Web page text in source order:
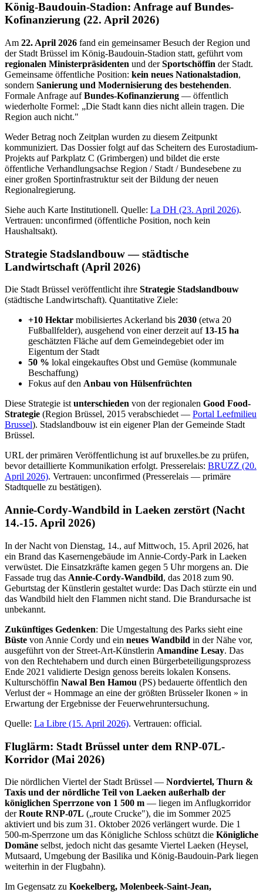
König-Baudouin-Stadion: Anfrage auf Bundes-
Kofinanzierung (22. April 2026)
Am 22. April 2026 fand ein gemeinsamer Besuch der Region und
der Stadt Brüssel im König-Baudouin-Stadion statt, geführt vom
regionalen Ministerpräsidenten und derSportschöffin der Stadt.
Gemeinsame öffentliche Position: kein neues Nationalstadion,
sondern Sanierung und Modernisierung des bestehenden.
Formale Anfrage aufBundes-Kofinanzierung — öffentlich
wiederholte Formel: „Die Stadt kann dies nicht allein tragen. Die
Region auch nicht."
Weder Betrag noch Zeitplan wurden zu diesem Zeitpunkt
kommuniziert. Das Dossier folgt auf das Scheitern des Eurostadium-
Projekts auf Parkplatz C (Grimbergen) und bildet die erste
öffentliche Verhandlungsachse Region / Stadt / Bundesebene zu
einer großen Sportinfrastruktur seit der Bildung der neuen
Regionalregierung.
Siehe auch Karte Institutionell. Quelle: La DH (23. April 2026).
Vertrauen: unconfirmed (öffentliche Position, noch kein
Haushaltsakt).
Strategie Stadslandbouw — städtische
Landwirtschaft (April 2026)
Die Stadt Brüssel veröffentlicht ihre Strategie Stadslandbouw
(städtische Landwirtschaft). Quantitative Ziele:
+10 Hektar mobilisiertes Ackerland bis 2030 (etwa 20
Fußballfelder), ausgehend von einer derzeit auf 13-15 ha
geschätzten Fläche auf dem Gemeindegebiet oder im
Eigentum der Stadt
50 % lokal eingekauftes Obst und Gemüse (kommunale
Beschaffung)
Fokus auf den Anbau von Hülsenfrüchten
Diese Strategie istunterschieden von der regionalen Good Food-
Strategie (Region Brüssel, 2015 verabschiedet — Portal Leefmilieu
Brussel). Stadslandbouw ist ein eigener Plan der Gemeinde Stadt
Brüssel.
URL der primären Veröffentlichung ist auf bruxelles.be zu prüfen,
bevor detaillierte Kommunikation erfolgt. Presserelais: BRUZZ (20.
April 2026). Vertrauen: unconfirmed (Presserelais — primäre
Stadtquelle zu bestätigen).
Annie-Cordy-Wandbild in Laeken zerstört (Nacht
14.-15. April 2026)
In der Nacht von Dienstag, 14., auf Mittwoch, 15. April 2026, hat
ein Brand das Kasernengebäude im Annie-Cordy-Park in Laeken
verwüstet. Die Einsatzkräfte kamen gegen 5 Uhr morgens an. Die
Fassade trug das Annie-Cordy-Wandbild, das 2018 zum 90.
Geburtstag der Künstlerin gestaltet wurde: Das Dach stürzte ein und
das Wandbild hielt den Flammen nicht stand. Die Brandursache ist
unbekannt.
Zukünftiges Gedenken: Die Umgestaltung des Parks sieht eine
Büste von Annie Cordy und ein neues Wandbild in der Nähe vor,
ausgeführt von der Street-Art-Künstlerin Amandine Lesay. Das
von den Rechtehabern und durch einen Bürgerbeteiligungsprozess
Ende 2021 validierte Design genoss bereits lokalen Konsens.
Kulturschöffin Nawal Ben Hamou (PS) bedauerte öffentlich den
Verlust der « Hommage an eine der größten Brüsseler Ikonen » in
Erwartung der Ergebnisse der Feuerwehruntersuchung.
Quelle: La Libre (15. April 2026). Vertrauen: official.
Fluglärm: Stadt Brüssel unter dem RNP-07L-
Korridor (Mai 2026)
Die nördlichen Viertel der Stadt Brüssel — Nordviertel, Thurn &
Taxis und der nördliche Teil von Laeken außerhalb der
königlichen Sperrzone von 1 500 m — liegen im Anflugkorridor
derRoute RNP-07L („route Crucke"), die im Sommer 2025
aktiviert und bis zum 31. Oktober 2026 verlängert wurde. Die 1
500-m-Sperrzone um das Königliche Schloss schützt die Königliche
Domäne selbst, jedoch nicht das gesamte Viertel Laeken (Heysel,
Mutsaard, Umgebung der Basilika und König-Baudouin-Park liegen
weiterhin in der Flugbahn).
Im Gegensatz zu Koekelberg, Molenbeek-Saint-Jean,